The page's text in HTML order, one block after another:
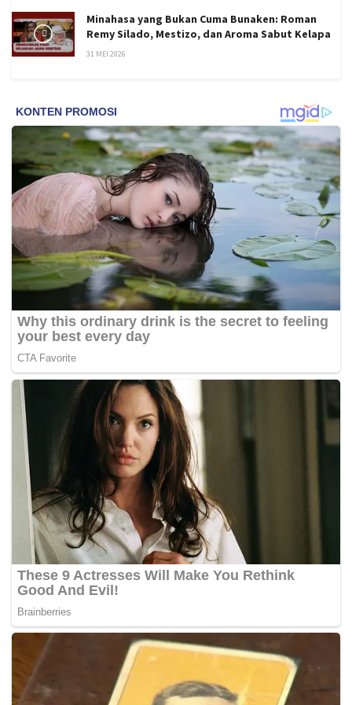
Minahasa yang Bukan Cuma Bunaken: Roman
Remy Silado, Mestizo, dan Aroma Sabut Kelapa
31 MEI 2026